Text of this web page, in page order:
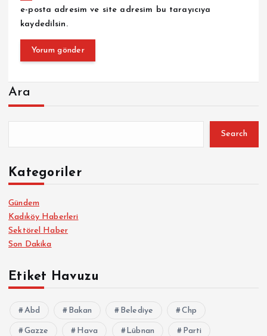
e-posta adresim ve site adresim bu tarayıcıya
kaydedilsin.
Ara
Search
Kategoriler
Gündem
Kadıköy Haberleri
Sektörel Haber
Son Dakika
Etiket Havuzu
Abd Bakan Belediye Chp
Gazze Hava Lübnan Parti